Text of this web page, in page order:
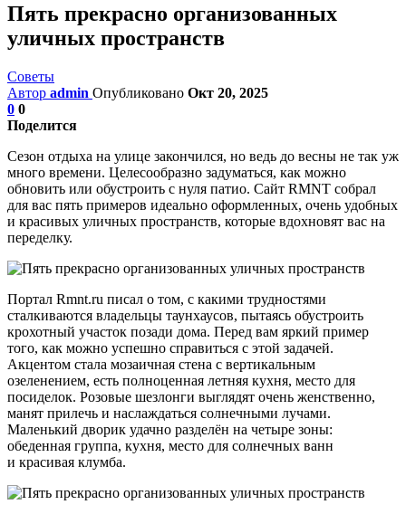
Пять прекрасно организованных
уличных пространств
Советы
Автор admin Опубликовано Окт 20, 2025
0 0
Поделится
Сезон отдыха на улице закончился, но ведь до весны не так уж
много времени. Целесообразно задуматься, как можно
обновить или обустроить с нуля патио. Сайт RMNT собрал
для вас пять примеров идеально оформленных, очень удобных
и красивых уличных пространств, которые вдохновят вас на
переделку.
Портал Rmnt.ru писал о том, с какими трудностями
сталкиваются владельцы таунхаусов, пытаясь обустроить
крохотный участок позади дома. Перед вам яркий пример
того, как можно успешно справиться с этой задачей.
Акцентом стала мозаичная стена с вертикальным
озеленением, есть полноценная летняя кухня, место для
посиделок. Розовые шезлонги выглядят очень женственно,
манят прилечь и наслаждаться солнечными лучами.
Маленький дворик удачно разделён на четыре зоны:
обеденная группа, кухня, место для солнечных ванн
и красивая клумба.